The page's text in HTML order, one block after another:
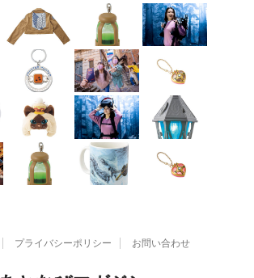
プライバシーポリシー お問い合わせ